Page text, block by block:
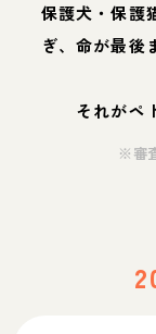
保護犬・保護
ぎ、命が最後
それがペ
※審